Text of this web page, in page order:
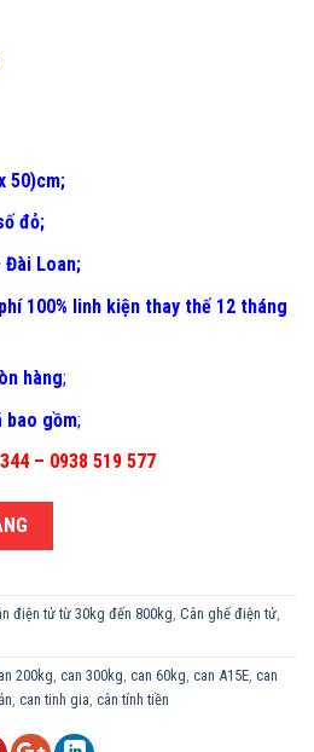
50)cm;
đỏ;
Đài Loan;
100% linh kiện thay thế 12 tháng
hàng;
bao gồm;
– 0938 519 577
số lượng
điện tử từ 30kg đến 800kg, Cân ghế điện tử,
200kg, can 300kg, can 60kg, can A15E, can
, can tinh gia, cân tính tiền